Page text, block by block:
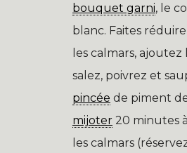
bouquet garni, le
blanc. Faites
les calmars,
salez, poivrez et
pincée de piment
mijoter 20 minutes
les calmars